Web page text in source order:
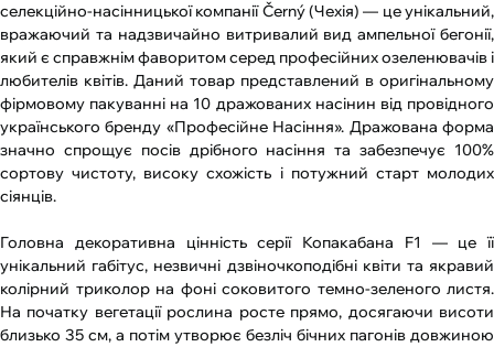
селекційно-насінницької компанії Černý (Чехія) — це унікальний,
вражаючий та надзвичайно витривалий вид ампельної бегонії,
який є справжнім фаворитом серед професійних озеленювачів і
любителів квітів. Даний товар представлений в оригінальному
фірмовому пакуванні на 10 дражованих насінин від провідного
українського бренду «Професійне Насіння». Дражована форма
значно спрощує посів дрібного насіння та забезпечує 100%
сортову чистоту, високу схожість і потужний старт молодих
сіянців.
Головна декоративна цінність серії Копакабана F1 — це її
унікальний габітус, незвичні дзвіночкоподібні квіти та якравий
колірний триколор на фоні соковитого темно-зеленого листя.
На початку вегетації рослина росте прямо, досягаючи висоти
близько 35 см, а потім утворює безліч бічних пагонів довжиною